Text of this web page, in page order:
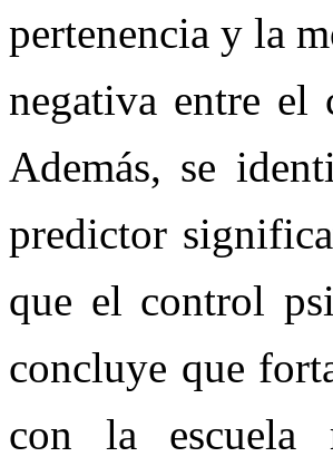
pertenencia y la
negativa entre el
Además, se
predictor
que el control
concluye que
con la escuela